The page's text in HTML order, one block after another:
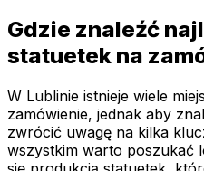
Gdzie znaleźć
statuetek na
W Lublinie istnieje wiele
zamówienie, jednak aby
zwrócić uwagę na kilka
wszystkim warto poszukać